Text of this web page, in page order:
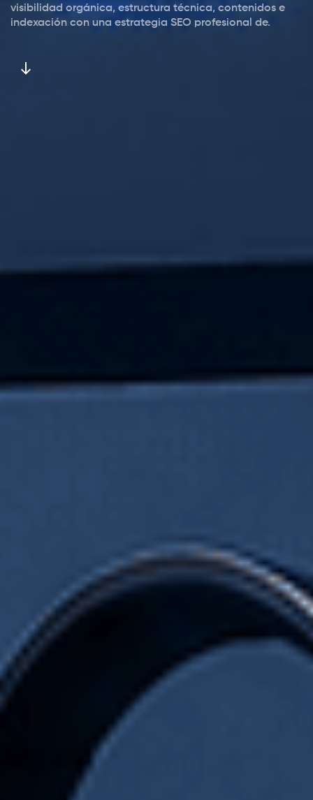
visibilidad orgánica, estructura técnica, contenidos e
indexación con una estrategia SEO profesional de.